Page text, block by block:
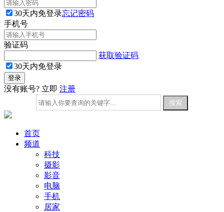
30天内免登录忘记密码
手机号
验证码
获取验证码
30天内免登录
没有账号? 立即 注册
首页
频道
科技
摄影
影音
电脑
手机
居家